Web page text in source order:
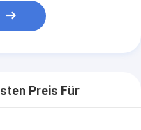
Preis Für